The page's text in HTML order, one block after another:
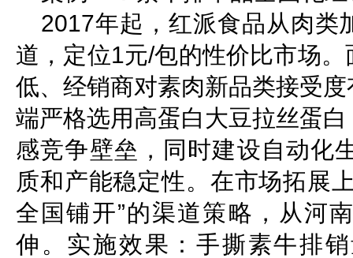
2017年起，红派食品从肉类
道，定位1元/包的性价比市场
低、经销商对素肉新品类接受
端严格选用高蛋白大豆拉丝蛋
感竞争壁垒，同时建设自动化
质和产能稳定性。在市场拓展
全国铺开”的渠道策略，从河
伸。实施效果：手撕素牛排